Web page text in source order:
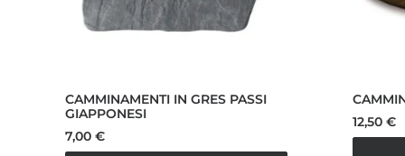
CAMMINAMENTI IN GRES PASSI
GIAPPONESI
7,00 €
12,50 €